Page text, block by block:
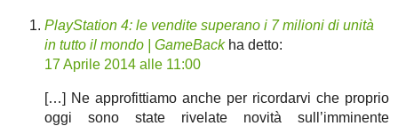
PlayStation 4: le vendite superano i 7 milioni di unità
in tutto il mondo | GameBack ha detto:
17 Aprile 2014 alle 11:00
[…] Ne approfittiamo anche per ricordarvi che proprio
oggi sono state rivelate novità sull’imminente